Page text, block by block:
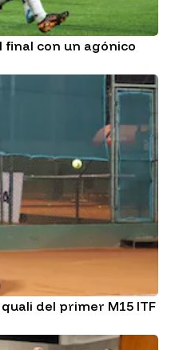
final con un agónico
del primer M15 ITF